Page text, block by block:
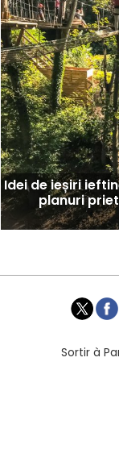
Idei de ieșiri
planuri
Sortir à